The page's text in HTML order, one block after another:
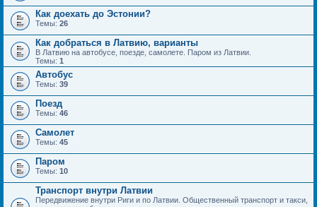
Как доехать до Эстонии?
Темы: 26
Как добраться в Латвию, варианты
В Латвию на автобусе, поезде, самолете. Паром из Латвии.
Темы: 1
Автобус
Темы: 39
Поезд
Темы: 46
Самолет
Темы: 45
Паром
Темы: 10
Транспорт внутри Латвии
Передвижение внутри Риги и по Латвии. Общественный транспорт и такси,